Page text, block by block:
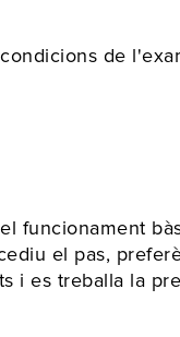
de
funcionament
el pas,
i es treballa la